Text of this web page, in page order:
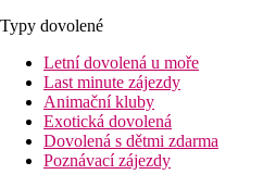
Typy dovolené
Letní dovolená u moře
Last minute zájezdy
Animační kluby
Exotická dovolená
Dovolená s dětmi zdarma
Poznávací zájezdy